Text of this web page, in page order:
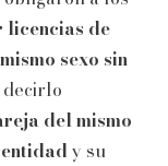
de
sexo sin
decirlo
del mismo
y su